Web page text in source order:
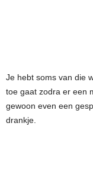
Je hebt soms van die
toe gaat zodra er een
gewoon even een
drankje.